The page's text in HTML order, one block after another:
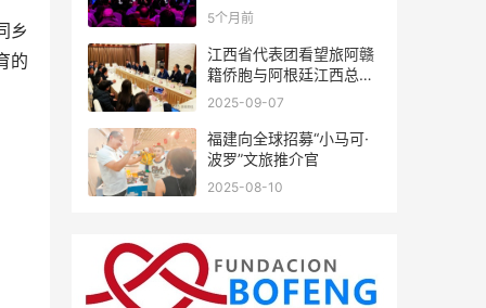
乡
的
新春联谊活动成功举办
5个月前
江西省代表团看望旅阿赣
籍侨胞与阿根廷江西总商
会座谈
2025-09-07
福建向全球招募“小马可·
波罗”文旅推介官
2025-08-10